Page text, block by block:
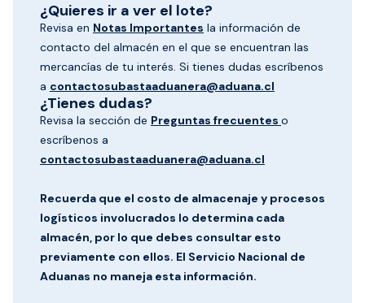
¿Quieres ir a ver el lote?
Revisa en Notas Importantes la información de
contacto del almacén en el que se encuentran las
mercancías de tu interés. Si tienes dudas escríbenos
a contactosubastaaduanera@aduana.cl
¿Tienes dudas?
Revisa la sección de Preguntas frecuentes o
escríbenos a
contactosubastaaduanera@aduana.cl
Recuerda que el costo de almacenaje y procesos
logísticos involucrados lo determina cada
almacén, por lo que debes consultar esto
previamente con ellos. El Servicio Nacional de
Aduanas no maneja esta información.